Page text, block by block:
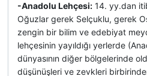
-Anadolu Lehçesi: 14. yy.dan
Oğuzlar gerek Selçuklu, gerek
zengin bir bilim ve edebiyat
lehçesinin yayıldığı yerlerde
dünyasının diğer bölgelerinde
düşünüşleri ve zevkleri